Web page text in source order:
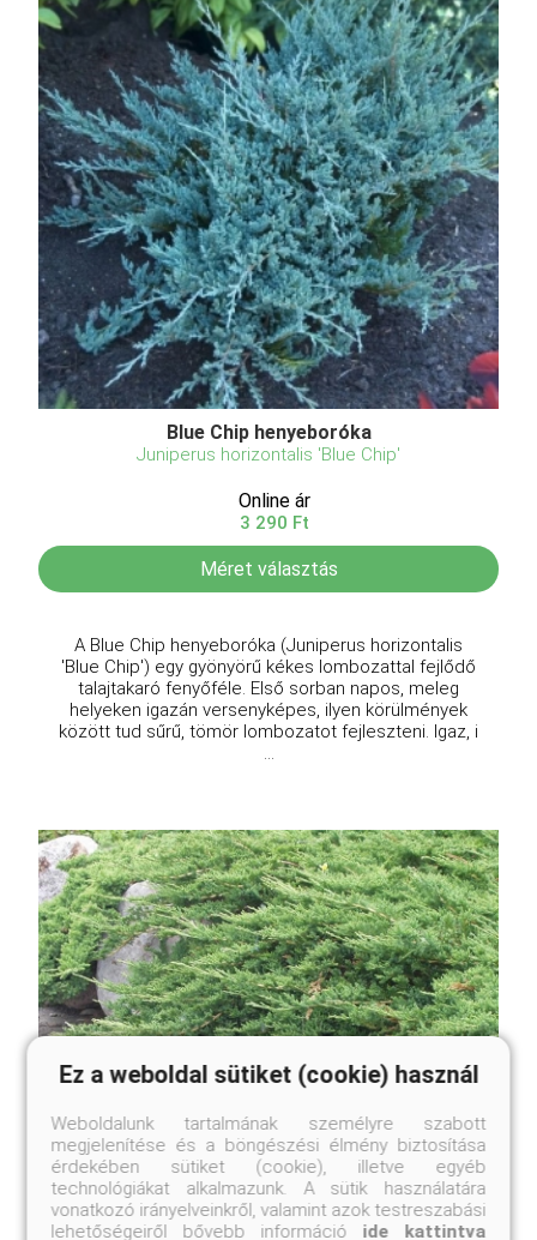
Blue Chip henyeboróka
Juniperus horizontalis 'Blue Chip'
Online ár
3 290 Ft
Méret választás
A Blue Chip henyeboróka (Juniperus horizontalis
'Blue Chip') egy gyönyörű kékes lombozattal fejlődő
talajtakaró fenyőféle. Első sorban napos, meleg
helyeken igazán versenyképes, ilyen körülmények
között tud sűrű, tömör lombozatot fejleszteni. Igaz, i
Walesi herceg henyeboróka
Juniperus horizontalis 'Prince of Wales'
Ez a weboldal sütiket (cookie) használ
Weboldalunk tartalmának személyre szabott
megjelenítése és a böngészési élmény biztosítása
érdekében sütiket (cookie), illetve egyéb
technológiákat alkalmazunk. A sütik használatára
vonatkozó irányelveinkről, valamint azok testreszabási
lehetőségeiről bővebb információ ide kattintva